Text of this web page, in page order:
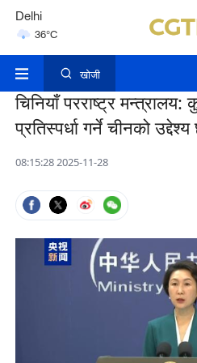
Delhi
36°C
Hyderabad
खोजी
चिनियाँ परराष्ट्र
प्रतिस्पर्धा गर्ने चीनको
08:15:28 2025-11-28